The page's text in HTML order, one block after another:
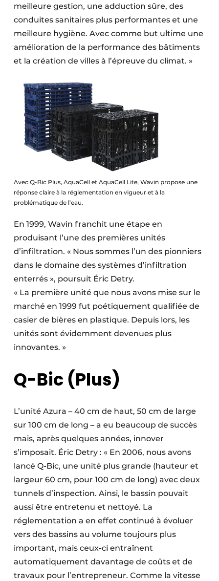
Techniques ferroviaires
Travaux ferroviaires
meilleure gestion, une adduction sûre, des
conduites sanitaires plus performantes et une
meilleure hygiène. Avec comme but ultime une
amélioration de la performance des bâtiments
et la création de villes à l’épreuve du climat. »
Avec Q-Bic Plus, AquaCell et AquaCell Lite, Wavin propose une
réponse claire à la réglementation en vigueur et à la
problématique de l’eau.
En 1999, Wavin franchit une étape en
produisant l’une des premières unités
d’infiltration. « Nous sommes l’un des pionniers
dans le domaine des systèmes d’infiltration
enterrés », poursuit Éric Detry.
« La première unité que nous avons mise sur le
marché en 1999 fut poétiquement qualifiée de
casier de bières en plastique. Depuis lors, les
unités sont évidemment devenues plus
innovantes. »
Q-Bic (Plus)
L’unité Azura – 40 cm de haut, 50 cm de large
sur 100 cm de long – a eu beaucoup de succès
mais, après quelques années, innover
s’imposait. Éric Detry : « En 2006, nous avons
lancé Q-Bic, une unité plus grande (hauteur et
largeur 60 cm, pour 100 cm de long) avec deux
tunnels d’inspection. Ainsi, le bassin pouvait
aussi être entretenu et nettoyé. La
réglementation a en effet continué à évoluer
vers des bassins au volume toujours plus
important, mais ceux-ci entraînent
automatiquement davantage de coûts et de
travaux pour l’entrepreneur. Comme la vitesse